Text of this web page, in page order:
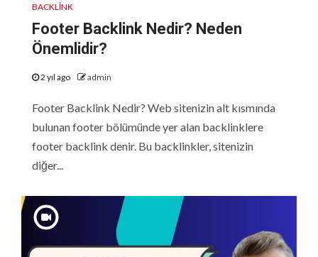
BACKLINK
Footer Backlink Nedir? Neden
Önemlidir?
2 yıl ago admin
Footer Backlink Nedir? Web sitenizin alt kısmında
bulunan footer bölümünde yer alan backlinklere
footer backlink denir. Bu backlinkler, sitenizin
diğer...